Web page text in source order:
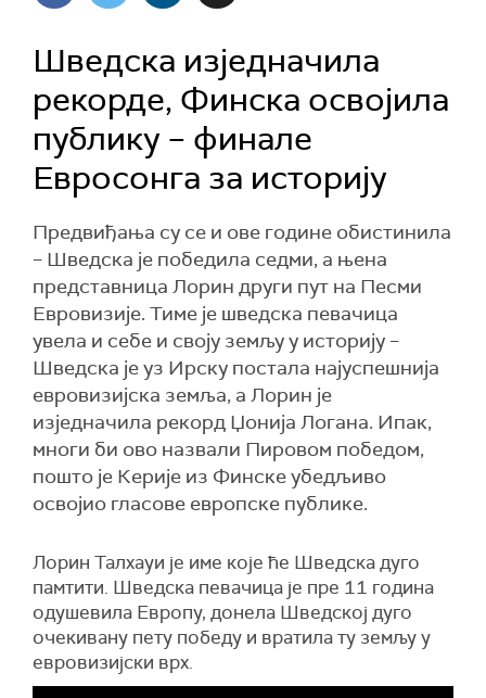
Шведска изједначила
рекорде, Финска освојила
публику – финале
Евросонга за историју
Предвиђања су се и ове године обистинила
– Шведска је победила седми, а њена
представница Лорин други пут на Песми
Евровизије. Тиме је шведска певачица
увела и себе и своју земљу у историју –
Шведска је уз Ирску постала најуспешнија
евровизијска земља, а Лорин је
изједначила рекорд Џонија Логана. Ипак,
многи би ово назвали Пировом победом,
пошто је Керије из Финске убедљиво
освојио гласове европске публике.
Лорин Талхауи је име које ће Шведска дуго
памтити. Шведска певачица је пре 11 година
одушевила Европу, донела Шведској дуго
очекивану пету победу и вратила ту земљу у
евровизијски врх.